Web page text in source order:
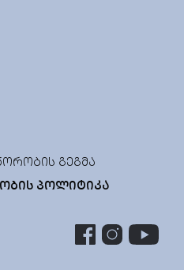
ᲒᲔᲒᲛᲐ
ᲞᲝᲚᲘᲢᲘᲙᲐ